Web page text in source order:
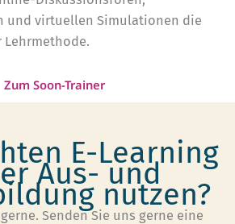
und virtuellen Simulationen die
Lehrmethode.
Zum Soon-Trainer
E-Learning
Aus- und
nutzen?
Senden Sie uns gerne eine